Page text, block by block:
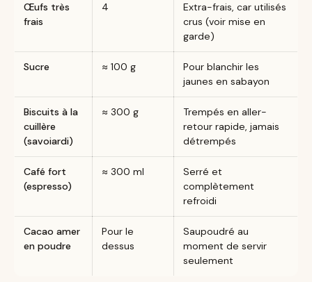
Œufs très
frais
4
Extra-frais, car utilisés
crus (voir mise en
garde)
Sucre ≈ 100 g
Pour blanchir les
jaunes en sabayon
Biscuits à la
cuillère
(savoiardi)
≈ 300 g
Trempés en aller-
retour rapide, jamais
détrempés
Café fort
(espresso)
≈ 300 ml
Serré et
complètement
refroidi
Cacao amer
en poudre
Pour le
dessus
Saupoudré au
moment de servir
seulement